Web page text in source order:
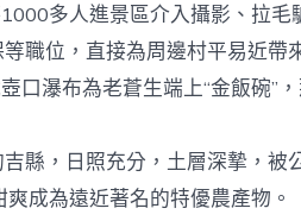
多人進景區介入攝影、拉毛
職位，直接為周邊村平易近帶
瀑布為老蒼生端上“金飯碗”，
，日照充分，土層深摯，被公
成為遠近著名的特優農產物。